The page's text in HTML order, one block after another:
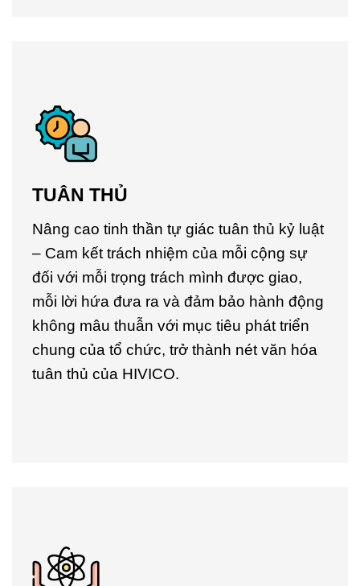
TUÂN THỦ
Nâng cao tinh thần tự giác tuân thủ kỷ luật
– Cam kết trách nhiệm của mỗi cộng sự
đối với mỗi trọng trách mình được giao,
mỗi lời hứa đưa ra và đảm bảo hành động
không mâu thuẫn với mục tiêu phát triển
chung của tổ chức, trở thành nét văn hóa
tuân thủ của HIVICO.